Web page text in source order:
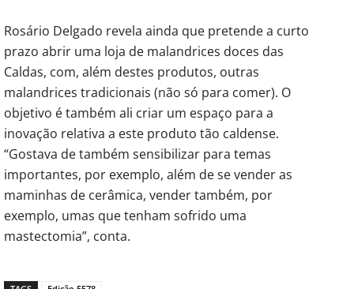
Rosário Delgado revela ainda que pretende a curto
prazo abrir uma loja de malandrices doces das
Caldas, com, além destes produtos, outras
malandrices tradicionais (não só para comer). O
objetivo é também ali criar um espaço para a
inovação relativa a este produto tão caldense.
“Gostava de também sensibilizar para temas
importantes, por exemplo, além de se vender as
maminhas de cerâmica, vender também, por
exemplo, umas que tenham sofrido uma
mastectomia”, conta.